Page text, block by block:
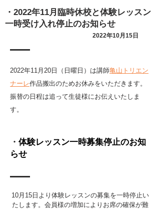
・ 2022年11月臨時休校と体験レッスン
一時受け入れ停止のお知らせ
2022年10月15日
2022年11月20日（日曜日）は講師亀山トリエン
ナーレ作品搬出のためお休みをいただきます。
振替の日程は追って生徒様にお伝えいたしま
す。
・ 体験レッスン一時募集停止のお知
らせ
​10月15日より体験レッスンの募集を一時停止い
たします。会員様の増加によりお席の確保が難